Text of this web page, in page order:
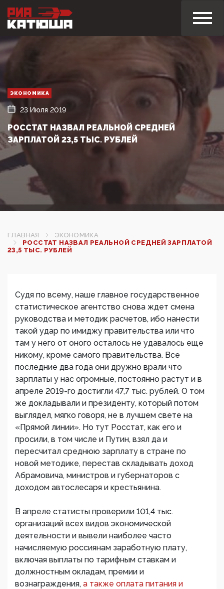
ЭКОНОМИКА
23 Июля 2019
РОССТАТ НАЗВАЛ РЕАЛЬНОЙ СРЕДНЕЙ
ЗАРПЛАТОЙ 23,5 ТЫС. РУБЛЕЙ
ГЛАВНАЯ
ЭКОНОМИКА
РОССТАТ НАЗВАЛ РЕАЛЬНОЙ СРЕДНЕЙ ЗАРПЛАТОЙ
23,5 ТЫС. РУБЛЕЙ
Судя по всему, наше главное государственное
статистическое агентство снова ждет смена
руководства и методик расчетов, ибо нанести
такой удар по имиджу правительства или что
там у него от оного осталось не удавалось еще
никому, кроме самого правительства. Все
последние два года они дружно врали что
зарплаты у нас огромные, постоянно растут и в
апреле 2019-го достигли 47,7 тыс. рублей. О том
же докладывали и президенту, который потом
выглядел, мягко говоря, не в лучшем свете на
«Прямой линии». Но тут Росстат, как его и
просили, в том числе и Путин, взял да и
пересчитал среднюю зарплату в стране по
новой методике, перестав складывать доход
Абрамовича, министров и губернаторов с
доходом автослесаря и крестьянина.
В апреле статисты проверили 101,4 тыс.
организаций всех видов экономической
деятельности и вывели наиболее часто
начисляемую россиянам заработную плату,
включая выплаты по тарифным ставкам и
должностным окладам, премии и
вознаграждения, а также оплата питания и